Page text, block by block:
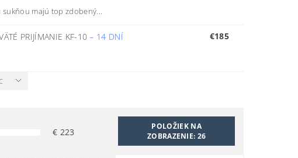
majú top zdobený...
PRIJÍMANIE KF-10– 14 DNÍ €185
€ 223
POLOŽIEK NA
ZOBRAZENIE: 26